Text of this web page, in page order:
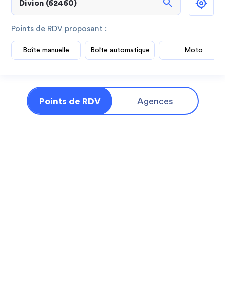
Points de RDV proposant :
Boîte manuelle Boîte automatique Moto
Points de RDV Agences